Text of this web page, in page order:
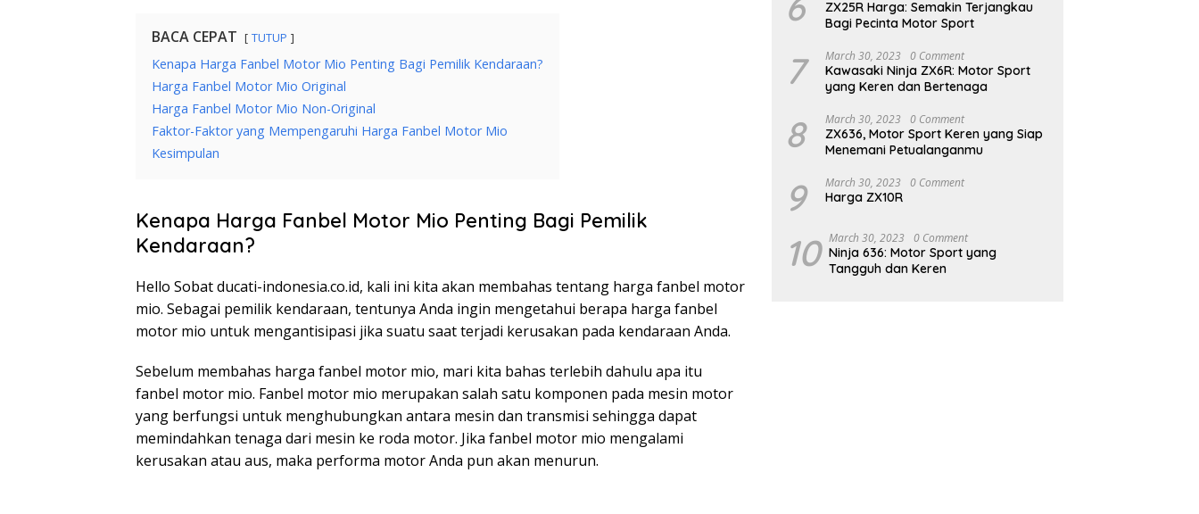
BACA CEPAT TUTUP
Kenapa Harga Fanbel Motor Mio Penting Bagi Pemilik Kendaraan?
Harga Fanbel Motor Mio Original
Harga Fanbel Motor Mio Non-Original
Faktor-Faktor yang Mempengaruhi Harga Fanbel Motor Mio
Kesimpulan
Kenapa Harga Fanbel Motor Mio Penting Bagi Pemilik
Kendaraan?
Hello Sobat ducati-indonesia.co.id, kali ini kita akan membahas tentang harga fanbel motor
mio. Sebagai pemilik kendaraan, tentunya Anda ingin mengetahui berapa harga fanbel
motor mio untuk mengantisipasi jika suatu saat terjadi kerusakan pada kendaraan Anda.
Sebelum membahas harga fanbel motor mio, mari kita bahas terlebih dahulu apa itu
fanbel motor mio. Fanbel motor mio merupakan salah satu komponen pada mesin motor
yang berfungsi untuk menghubungkan antara mesin dan transmisi sehingga dapat
memindahkan tenaga dari mesin ke roda motor. Jika fanbel motor mio mengalami
kerusakan atau aus, maka performa motor Anda pun akan menurun.
ZX25R Harga: Semakin Terjangkau
Bagi Pecinta Motor Sport
7 March 30, 2023 0 Comment
Kawasaki Ninja ZX6R: Motor Sport
yang Keren dan Bertenaga
8 March 30, 2023 0 Comment
ZX636, Motor Sport Keren yang Siap
Menemani Petualanganmu
9 March 30, 2023 0 Comment
Harga ZX10R
10 March 30, 2023 0 Comment
Ninja 636: Motor Sport yang
Tangguh dan Keren